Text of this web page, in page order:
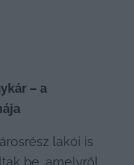
– a
lakói is